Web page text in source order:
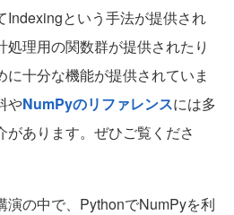
Indexingという手法が提供され
理用の関数群が提供されたり
に十分な機能が提供されていま
やNumPyのリファレンスには多
があります。ぜひご覧くださ
の中で、PythonでNumPyを利